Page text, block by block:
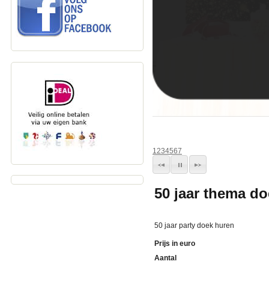
1234567
50 jaar thema
50 jaar party doek huren
Prijs in euro
Aantal